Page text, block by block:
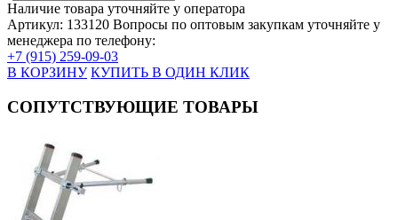
Наличие товара уточняйте у оператора
Артикул: 133120 Вопросы по оптовым закупкам уточняйте у
менеджера по телефону:
+7 (915) 259-09-03
В КОРЗИНУ КУПИТЬ В ОДИН КЛИК
СОПУТСТВУЮЩИЕ ТОВАРЫ